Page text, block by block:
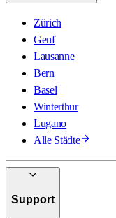
Zürich
Genf
Lausanne
Bern
Basel
Winterthur
Lugano
Alle Städte
Support